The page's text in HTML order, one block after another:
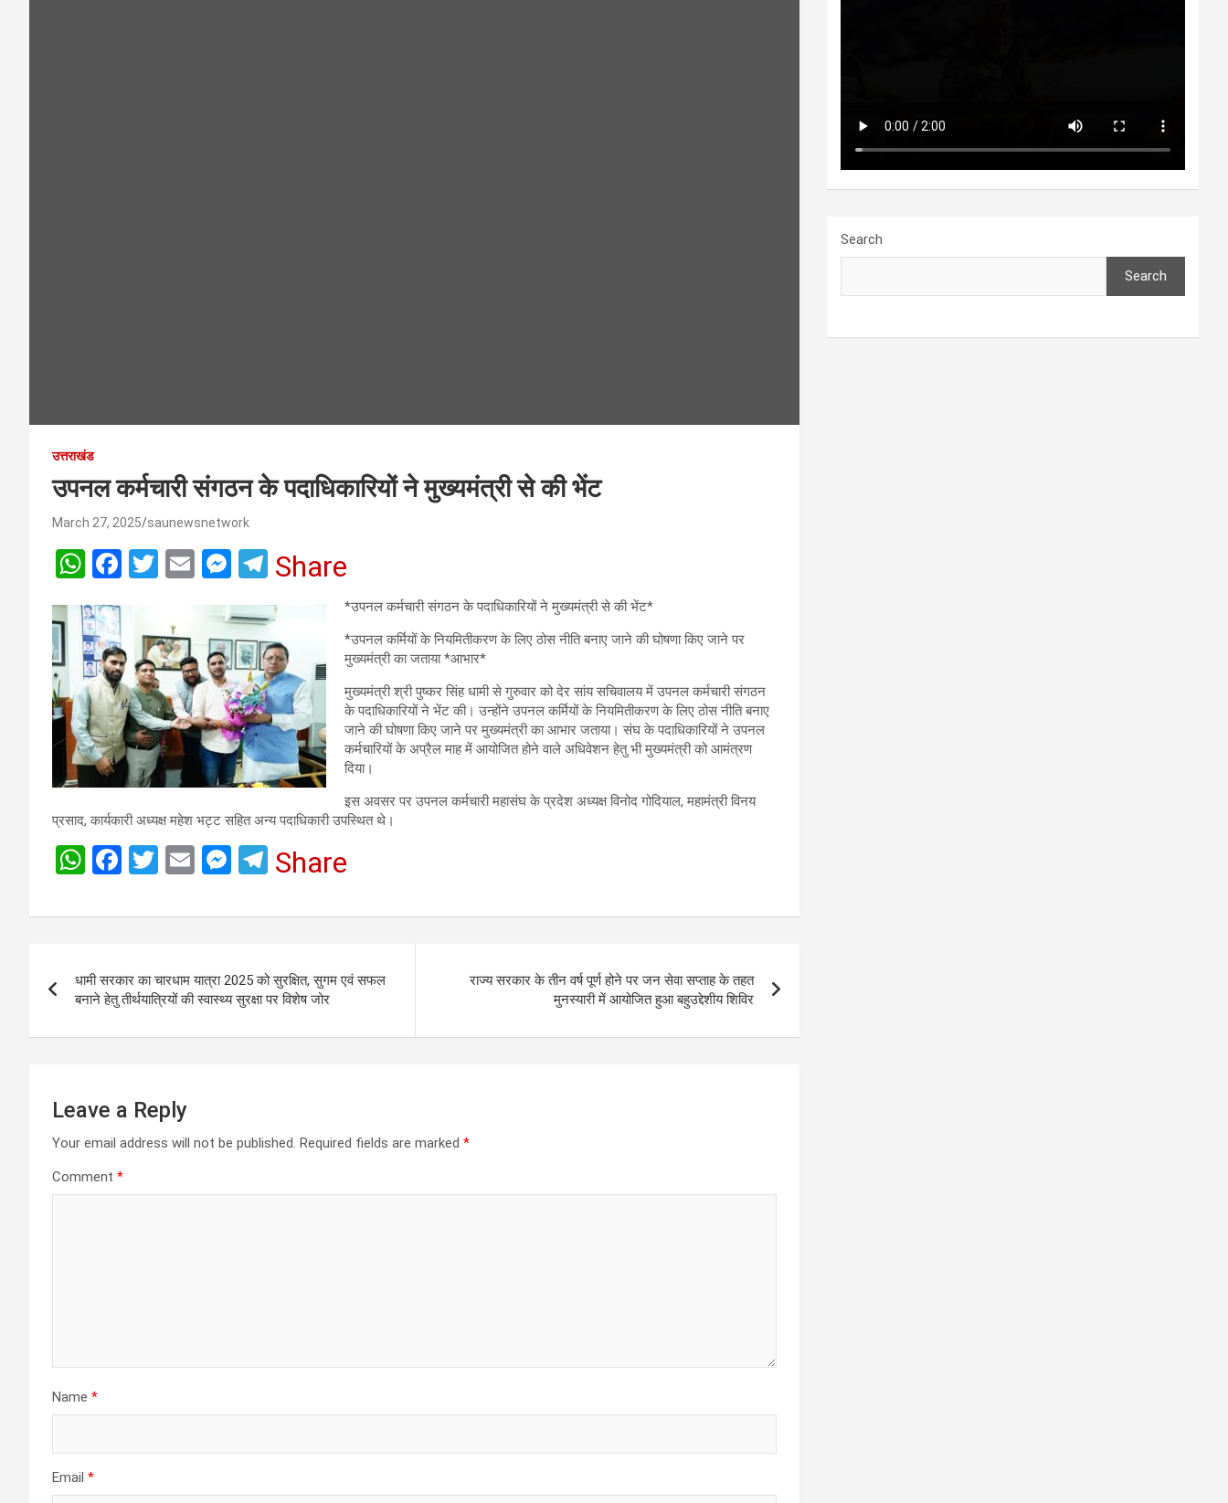
उत्तराखंड
उपनल कर्मचारी संगठन के पदाधिकारियों ने मुख्यमंत्री से की भेंट
March 27, 2025 saunewsnetwork
W
at
s
A
p
p
F
b
o
o
k
T
tt
er
E
ail
M
se
n
g
er
T
e
gr
a
m
Share
*उपनल कर्मचारी संगठन के पदाधिकारियों ने मुख्यमंत्री से की भेंट*
*उपनल कर्मियों के नियमितीकरण के लिए ठोस नीति बनाए जाने की घोषणा किए जाने पर
मुख्यमंत्री का जताया *आभार*
मुख्यमंत्री श्री पुष्कर सिंह धामी से गुरुवार को देर सांय सचिवालय में उपनल कर्मचारी संगठन
के पदाधिकारियों ने भेंट की। उन्होंने उपनल कर्मियों के नियमितीकरण के लिए ठोस नीति बनाए
जाने की घोषणा किए जाने पर मुख्यमंत्री का आभार जताया। संघ के पदाधिकारियों ने उपनल
कर्मचारियों के अप्रैल माह में आयोजित होने वाले अधिवेशन हेतु भी मुख्यमंत्री को आमंत्रण
दिया।
इस अवसर पर उपनल कर्मचारी महासंघ के प्रदेश अध्यक्ष विनोद गोदियाल, महामंत्री विनय
प्रसाद, कार्यकारी अध्यक्ष महेश भट्ट सहित अन्य पदाधिकारी उपस्थित थे।
W
at
A
p
p
F
ce
o
o
k
T
tt
E
ail
M
se
g
er
T
e
a
m
Share
navigation
धामी सरकार का चारधाम यात्रा 2025 को सुरक्षित, सुगम एवं सफल
बनाने हेतु तीर्थयात्रियों की स्वास्थ्य सुरक्षा पर विशेष जोर
राज्य सरकार के तीन वर्ष पूर्ण होने पर जन सेवा सप्ताह के तहत
मुनस्यारी में आयोजित हुआ बहुउद्देशीय शिविर
Leave a Reply
Your email address will not be published. Required fields are marked *
Comment *
Name *
Email *
Search
Search